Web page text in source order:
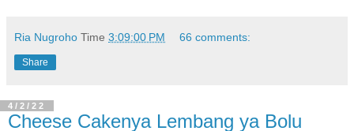
Ria Nugroho Time 3:09:00 PM 66 comments:
Share
4/2/22
Cheese Cakenya Lembang ya Bolu